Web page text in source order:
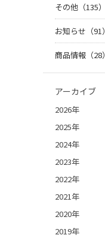
その他（135）
お知らせ（91）
商品情報（28）
アーカイブ
2026年
2025年
2024年
2023年
2022年
2021年
2020年
2019年